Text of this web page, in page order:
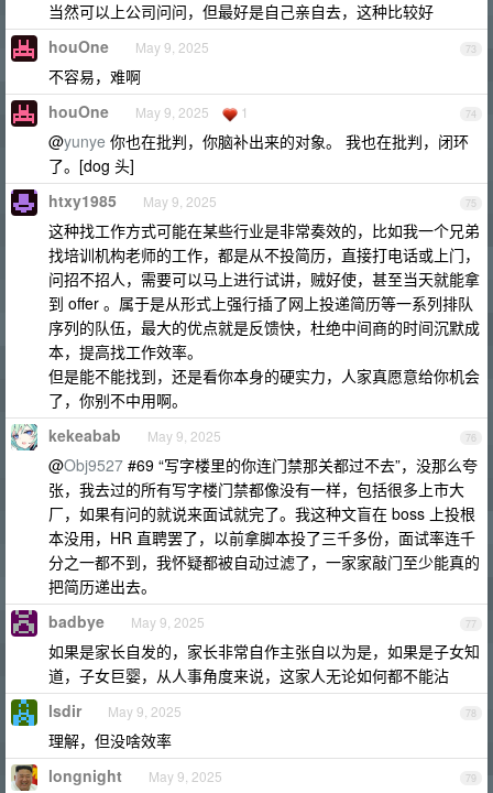
当然可以上公司问问，但最好是自己亲自去，这种比较好
73
houOne May 9, 2025
不容易，难啊
74
houOne May 9, 2025 1
@yunye 你也在批判，你脑补出来的对象。 我也在批判，闭环
了。[dog 头]
75
htxy1985 May 9, 2025
这种找工作方式可能在某些行业是非常奏效的，比如我一个兄弟
找培训机构老师的工作，都是从不投简历，直接打电话或上门，
问招不招人，需要可以马上进行试讲，贼好使，甚至当天就能拿
到 offer 。属于是从形式上强行插了网上投递简历等一系列排队
序列的队伍，最大的优点就是反馈快，杜绝中间商的时间沉默成
本，提高找工作效率。
但是能不能找到，还是看你本身的硬实力，人家真愿意给你机会
了，你别不中用啊。
76
kekeabab May 9, 2025
@Obj9527 #69 “写字楼里的你连门禁那关都过不去”，没那么夸
张，我去过的所有写字楼门禁都像没有一样，包括很多上市大
厂，如果有问的就说来面试就完了。我这种文盲在 boss 上投根
本没用，HR 直聘罢了，以前拿脚本投了三千多份，面试率连千
分之一都不到，我怀疑都被自动过滤了，一家家敲门至少能真的
把简历递出去。
77
badbye May 9, 2025
如果是家长自发的，家长非常自作主张自以为是，如果是子女知
道，子女巨婴，从人事角度来说，这家人无论如何都不能沾
78
lsdir May 9, 2025
理解，但没啥效率
79
longnight May 9, 2025